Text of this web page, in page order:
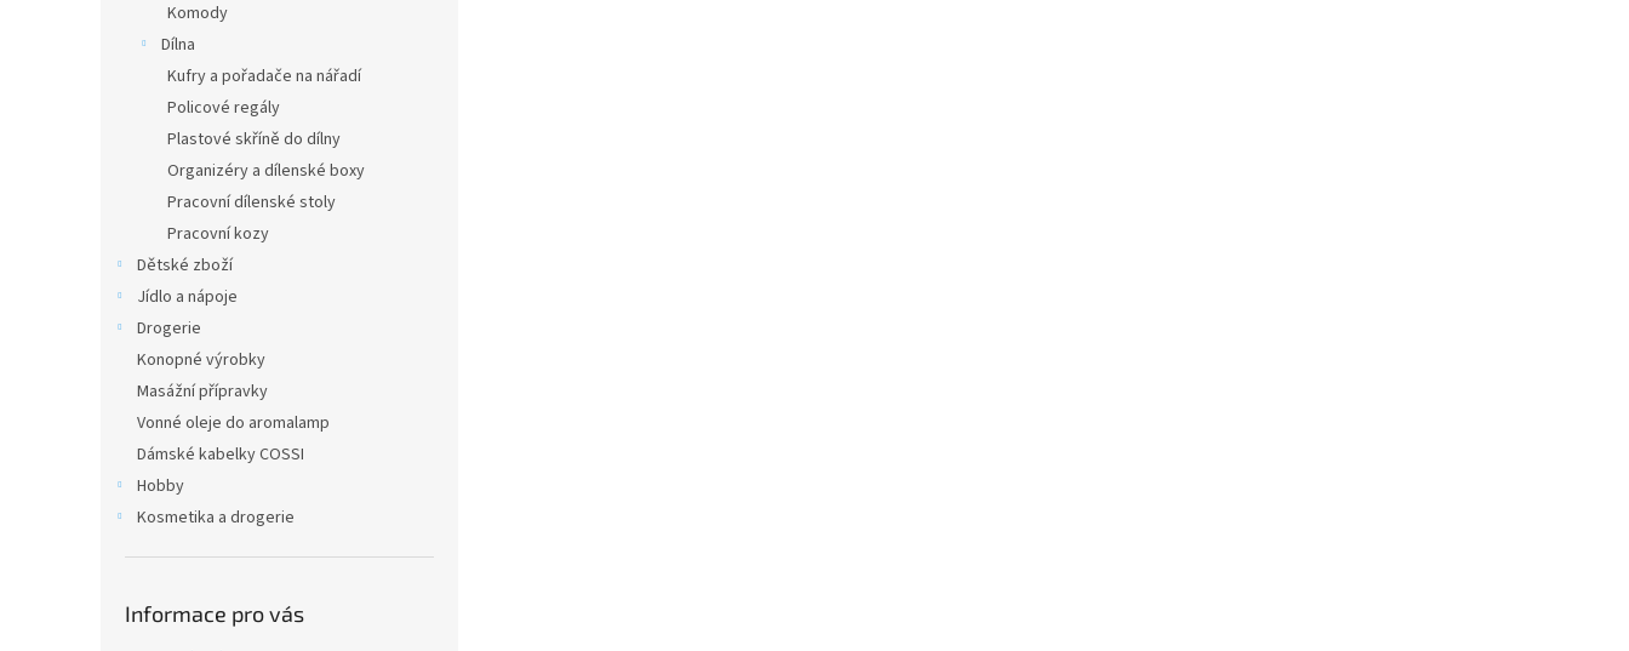
Komody
Dílna
Kufry a pořadače na nářadí
Policové regály
Plastové skříně do dílny
Organizéry a dílenské boxy
Pracovní dílenské stoly
Pracovní kozy
Dětské zboží
Jídlo a nápoje
Drogerie
Konopné výrobky
Masážní přípravky
Vonné oleje do aromalamp
Dámské kabelky COSSI
Hobby
Kosmetika a drogerie
Informace pro vás